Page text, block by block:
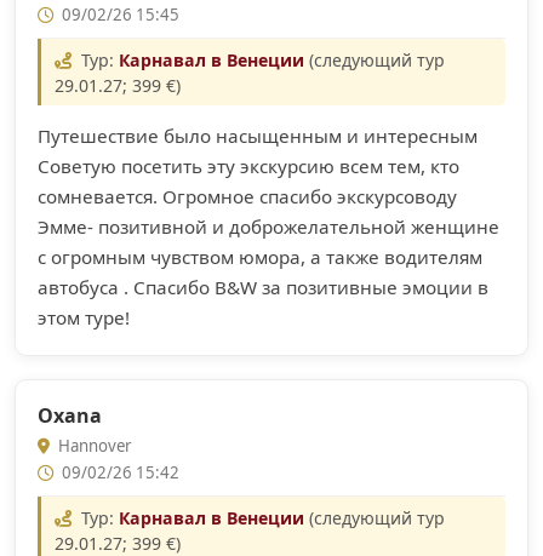
09/02/26 15:45
Тур: Карнавал в Венеции (следующий тур
29.01.27; 399 €)
Путешествие было насыщенным и интересным
Советую посетить эту экскурсию всем тем, кто
сомневается. Огромное спасибо экскурсоводу
Эмме- позитивной и доброжелательной женщине
с огромным чувством юмора, а также водителям
автобуса . Спасибо В&W за позитивные эмоции в
этом туре!
Oxana
Hannover
09/02/26 15:42
Тур: Карнавал в Венеции (следующий тур
29.01.27; 399 €)